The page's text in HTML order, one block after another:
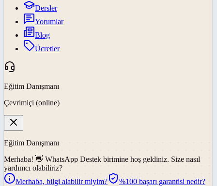
Dersler
Yorumlar
Blog
Ücretler
Eğitim Danışmanı
Çevrimiçi (online)
Eğitim Danışmanı
Merhaba! 👋 WhatsApp Destek birimine hoş geldiniz. Size nasıl
yardımcı olabiliriz?
Merhaba, bilgi alabilir miyim?
%100 başarı garantisi nedir?